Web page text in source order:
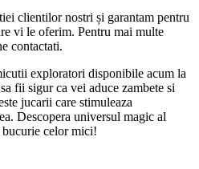
clientilor nostri și garantam pentru
vi le oferim. Pentru mai multe
contactati.
exploratori disponibile acum la
fii sigur ca vei aduce zambete si
jucarii care stimuleaza
Descopera universul magic al
celor mici!